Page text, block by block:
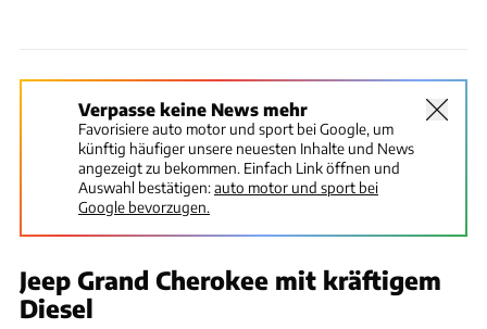
Verpasse keine News mehr
Favorisiere auto motor und sport bei Google, um
künftig häufiger unsere neuesten Inhalte und News
angezeigt zu bekommen. Einfach Link öffnen und
Auswahl bestätigen:auto motor und sport bei
Google bevorzugen.
Jeep Grand Cherokee mit kräftigem
Diesel